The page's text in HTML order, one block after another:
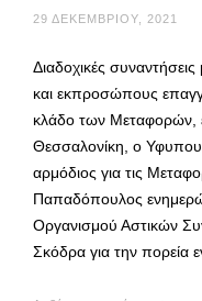
29 ΔΕΚΕΜΒΡΊΟΥ, 2021
Διαδοχικές
και εκπροσώπους
κλάδο των Μεταφορών,
Θεσσαλονίκη, ο
αρμόδιος για τις
Παπαδόπουλος
Οργανισμού Αστικών
Σκόδρα για την πορεία